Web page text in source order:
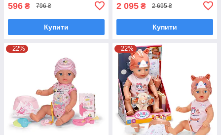
596 ₴ 796 ₴
Купити
2 095 ₴ 2 695 ₴
Купити
–22% –22%